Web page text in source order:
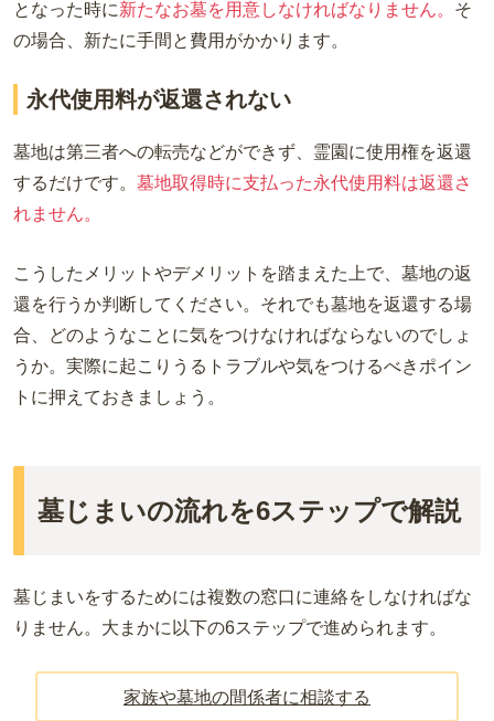
となった時に新たなお墓を用意しなければなりません。 そ
の場合、新たに手間と費用がかかります。
永代使用料が返還されない
墓地は第三者への転売などができず、霊園に使用権を返還
するだけです。 墓地取得時に支払った永代使用料は返還さ
れません。
こうしたメリットやデメリットを踏まえた上で、墓地の返
還を行うか判断してください。それでも墓地を返還する場
合、どのようなことに気をつけなければならないのでしょ
うか。実際に起こりうるトラブルや気をつけるべきポイン
トに押えておきましょう。
墓じまいの流れを6ステップで解説
墓じまいをするためには複数の窓口に連絡をしなければな
りません。大まかに以下の6ステップで進められます。
家族や墓地の間係者に相談する